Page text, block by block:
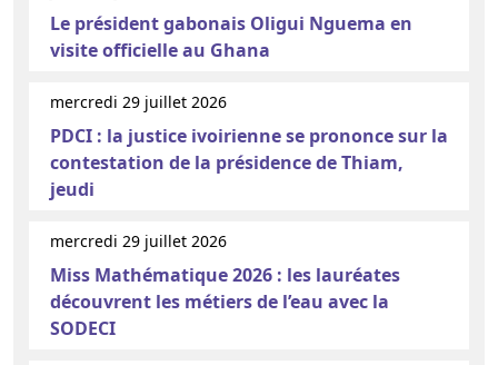
Le président gabonais Oligui Nguema en
visite officielle au Ghana
mercredi 29 juillet 2026
PDCI : la justice ivoirienne se prononce sur la
contestation de la présidence de Thiam,
jeudi
mercredi 29 juillet 2026
Miss Mathématique 2026 : les lauréates
découvrent les métiers de l’eau avec la
SODECI